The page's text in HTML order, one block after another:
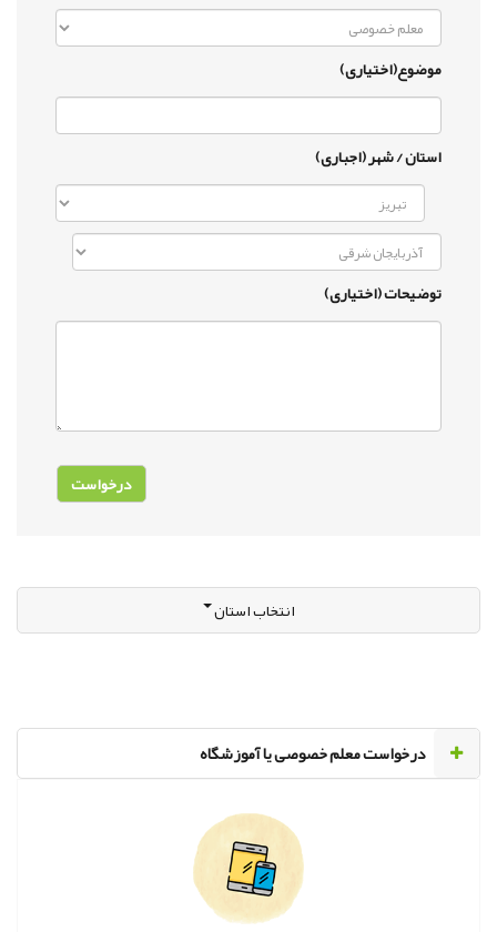
موضوع(اختیاری)
استان / شهر (اجباری)
توضیحات (اختیاری)
انتخاب استان
‌درخواست معلم خصوصی یا آموزشگاه